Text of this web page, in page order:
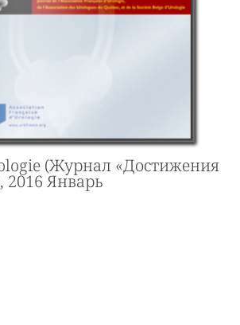
(Журнал «Достижения
2016 Январь